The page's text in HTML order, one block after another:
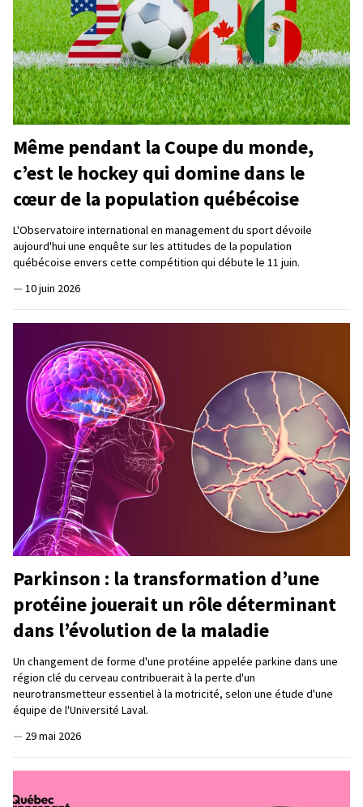
Même pendant la Coupe du monde,
c’est le hockey qui domine dans le
cœur de la population québécoise
L'Observatoire international en management du sport dévoile
aujourd'hui une enquête sur les attitudes de la population
québécoise envers cette compétition qui débute le 11 juin.
— 10 juin 2026
Parkinson : la transformation d’une
protéine jouerait un rôle déterminant
dans l’évolution de la maladie
Un changement de forme d'une protéine appelée parkine dans une
région clé du cerveau contribuerait à la perte d'un
neurotransmetteur essentiel à la motricité, selon une étude d'une
équipe de l'Université Laval.
— 29 mai 2026